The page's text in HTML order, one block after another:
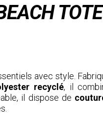
TOTE
avec style.
recyclé, il
il dispose de